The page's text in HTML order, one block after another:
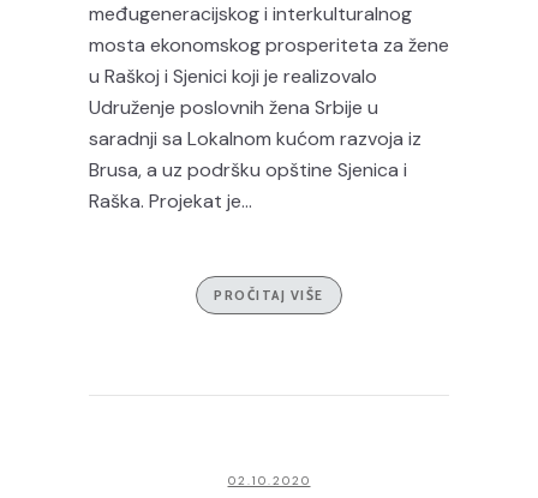
međugeneracijskog i interkulturalnog
mosta ekonomskog prosperiteta za žene
u Raškoj i Sjenici koji je realizovalo
Udruženje poslovnih žena Srbije u
saradnji sa Lokalnom kućom razvoja iz
Brusa, a uz podršku opštine Sjenica i
Raška. Projekat je...
PROČITAJ VIŠE
02.10.2020